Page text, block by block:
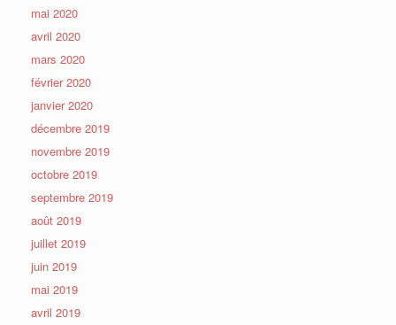
mai 2020
avril 2020
mars 2020
février 2020
janvier 2020
décembre 2019
novembre 2019
octobre 2019
septembre 2019
août 2019
juillet 2019
juin 2019
mai 2019
avril 2019